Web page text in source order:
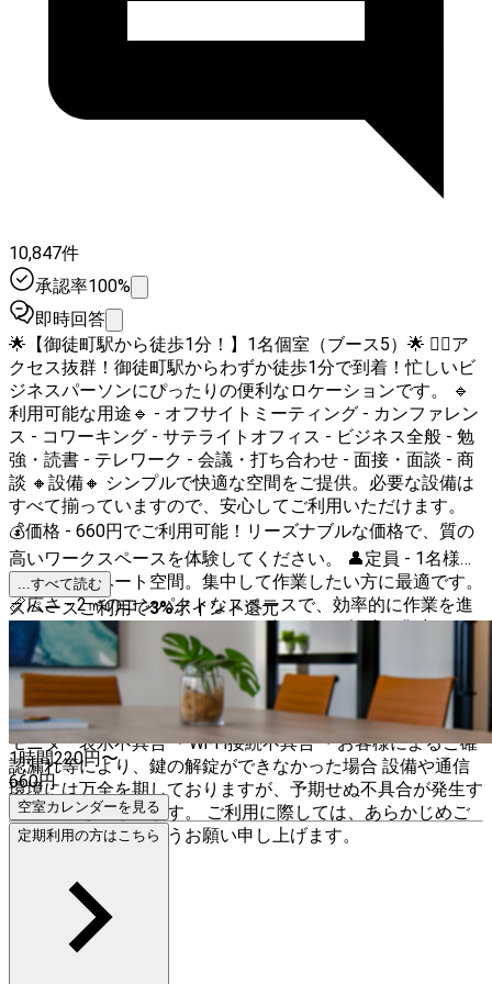
10,847件
承認率100%
即時回答
🌟【御徒町駅から徒歩1分！】1名個室（ブース5）🌟 🚶‍♂️ア
クセス抜群！御徒町駅からわずか徒歩1分で到着！忙しいビ
ジネスパーソンにぴったりの便利なロケーションです。 🔹
利用可能な用途🔹 - オフサイトミーティング - カンファレン
ス - コワーキング - サテライトオフィス - ビジネス全般 - 勉
強・読書 - テレワーク - 会議・打ち合わせ - 面接・面談 - 商
談 🔸設備🔸 シンプルで快適な空間をご提供。必要な設備は
すべて揃っていますので、安心してご利用いただけます。
💰価格 - 660円でご利用可能！リーズナブルな価格で、質の
高いワークスペースを体験してください。 👤定員 - 1名様専
用のプライベート空間。集中して作業したい方に最適です。
📏広さ - 2㎡のコンパクトなスペースで、効率的に作業を進
められます。 このスペースは、ビジネスや勉強に集中した
い方に最適な環境を提供します。ぜひ、御徒町駅近くの便利
なロケーションで、快適なワークタイムをお楽しみくださ
い！✨ 当コワーキングスペースでは、以下を含むいかなる
理由においても、ご利用料金の返金はいたしかねます。 ・
モニター表示不具合 ・Wi-Fi接続不具合 ・お客様によるご確
認漏れ等により、鍵の解錠ができなかった場合 設備や通信
環境には万全を期しておりますが、予期せぬ不具合が発生す
る可能性もございます。 ご利用に際しては、あらかじめご
了承くださいますようお願い申し上げます。
...すべて読む
スペースご利用で3%ポイント還元
1時間220円〜
660円
空室カレンダーを見る
定期利用の方はこちら